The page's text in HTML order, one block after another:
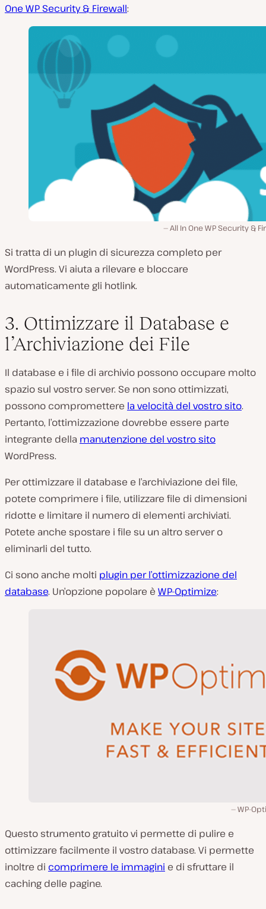
One WP Security & Firewall:
All In One WP Security &
Si tratta di un plugin di sicurezza completo per
WordPress. Vi aiuta a rilevare e bloccare
automaticamente gli hotlink.
3. Ottimizzare il Database e
l’Archiviazione dei File
Il database e i file di archivio possono occupare molto
spazio sul vostro server. Se non sono ottimizzati,
possono compromettere la velocità del vostro sito.
Pertanto, l’ottimizzazione dovrebbe essere parte
integrante della manutenzione del vostro sito
WordPress.
Per ottimizzare il database e l’archiviazione dei file,
potete comprimere i file, utilizzare file di dimensioni
ridotte e limitare il numero di elementi archiviati.
Potete anche spostare i file su un altro server o
eliminarli del tutto.
Ci sono anche molti plugin per l’ottimizzazione del
database. Un’opzione popolare è WP-Optimize:
WP-
Questo strumento gratuito vi permette di pulire e
ottimizzare facilmente il vostro database. Vi permette
inoltre di comprimere le immagini e di sfruttare il
caching delle pagine.